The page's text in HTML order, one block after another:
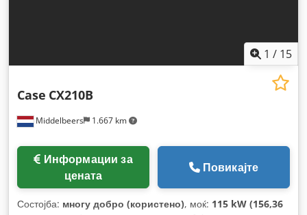
1 / 15
Middelbeers 1.667 km
Case CX210B
цената
Повикајте
Состојба: многу добро (користено), моќ: 115 kW (156,36